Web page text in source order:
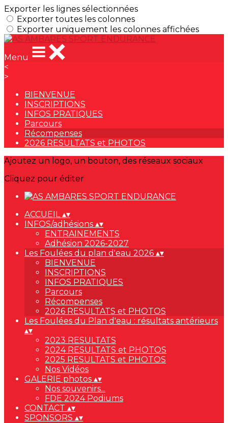
Exporter les lignes sélectionnées
Exporter toutes les colonnes
Exporter uniquement les colonnes affichées
Menu
<
>
BIENVENUE
INSCRIPTIONS
INFOS PRATIQUES
Parcours
Récompenses
2026 RESULTATS et PHOTOS
Ajoutez un logo, un bouton, des réseaux sociaux
Cliquez pour éditer
ACCUEIL▴▾
INFOS/adhésions ▴▾
ENTRAINEMENTS
Adhésion 2026-2027
Les Foulées du plan d'eau 2026 ▴▾
BIENVENUE
INSCRIPTIONS
INFOS PRATIQUES
Parcours
Récompenses
2026 RESULTATS et PHOTOS
Les Foulées du Plan d'eau : résultats antérieurs
▴▾
2023 RESULTATS
2024 RESULTATS et PHOTOS
2025 RESULTATS et PHOTOS
Nos Vidéos
GALERIE photos ▴▾
Nos souvenirs...
FDE 2024 Podiums
CONTACT ▴▾
SPONSORS ▴▾